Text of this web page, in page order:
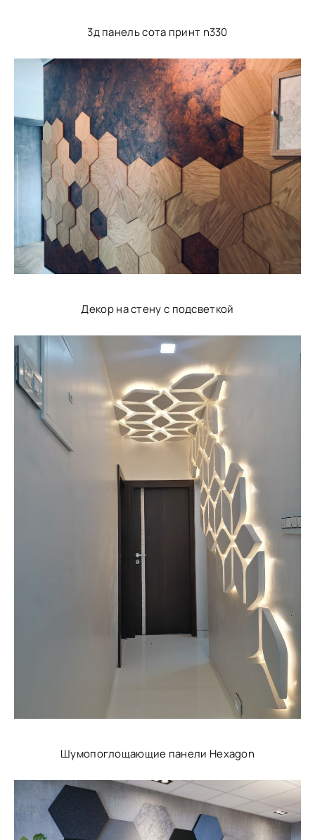
3д панель сота принт n330
Декор на стену с подсветкой
Шумопоглощающие панели Hexagon